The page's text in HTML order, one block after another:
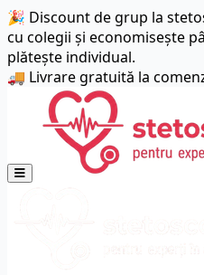
🎉 Discount de grup la
cu colegii și economisește
plătește individual.
🚚 Livrare gratuită la
Deschide meniul principal